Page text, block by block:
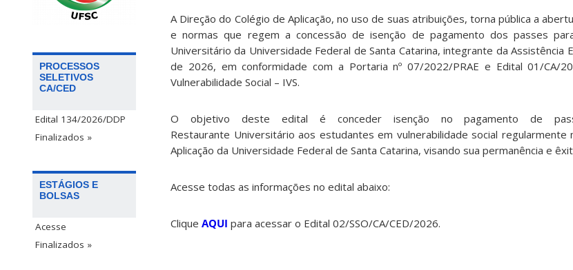
PROCESSOS
SELETIVOS
CA/CED
Edital 134/2026/DDP
Finalizados »
ESTÁGIOS E
BOLSAS
Acesse
Finalizados »
A Direção do Colégio de Aplicação, no uso de suas atribuições, torna pública a
e normas que regem a concessão de isenção de pagamento dospasses
Universitário da Universidade Federal de Santa Catarina, integrante da Assistência
de 2026, emconformidade com a Portaria nº 07/2022/PRAE e Edital 01/CA/
Vulnerabilidade Social – IVS.
O objetivo deste edital é conceder isenção no pagamento de
Restaurante Universitário aos estudantes em vulnerabilidade social regularmente
Aplicação da Universidade Federal de Santa Catarina, visando sua permanência e
Acesse todas as informações no edital abaixo:
Clique AQUI para acessar o Edital 02/SSO/CA/CED/2026.